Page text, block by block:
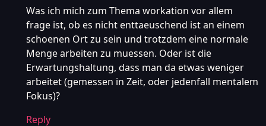
Was ich mich zum Thema workation vor allem
frage ist, ob es nicht enttaeuschend ist an einem
schoenen Ort zu sein und trotzdem eine normale
Menge arbeiten zu muessen. Oder ist die
Erwartungshaltung, dass man da etwas weniger
arbeitet (gemessen in Zeit, oder jedenfall mentalem
Fokus)?
Reply